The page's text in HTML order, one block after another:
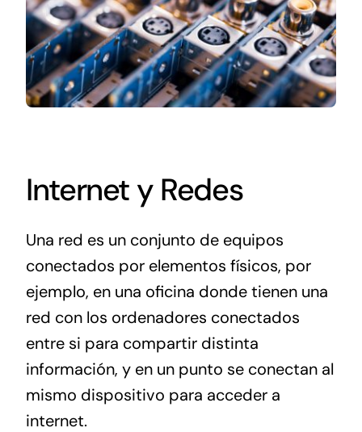
Internet y Redes
Una red es un conjunto de equipos
conectados por elementos físicos, por
ejemplo, en una oficina donde tienen una
red con los ordenadores conectados
entre si para compartir distinta
información, y en un punto se conectan al
mismo dispositivo para acceder a
internet.